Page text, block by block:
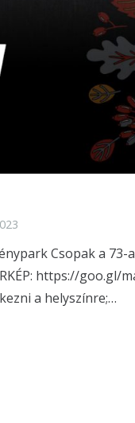
Csopak a
https://goo.gl/
a helyszínre;…